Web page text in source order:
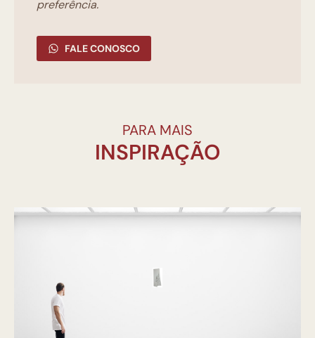
preferência.
FALE CONOSCO
PARA MAIS
INSPIRAÇÃO